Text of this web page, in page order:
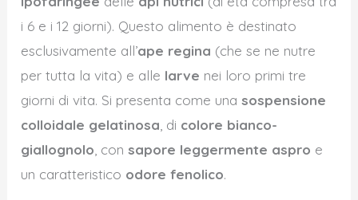
i 6 e i 12 giorni). Questo alimento è destinato
esclusivamente all’ape regina (che se ne nutre
per tutta la vita) e alle larve nei loro primi tre
giorni di vita. Si presenta come unasospensione
colloidale gelatinosa , di colore bianco-
giallognolo , consapore leggermente aspro e
un caratteristico odore fenolico.